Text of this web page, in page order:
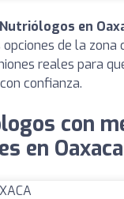
Nutriólogos en
de la zona
reales para
confianza.
con
en